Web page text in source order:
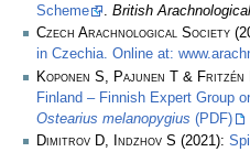
Scheme
. British
Czech Arachnological Society
in Czechia. Online at:
Koponen S, Pajunen T & Fritzén
Finland – Finnish Expert Group
Ostearius melanopygius (PDF)
Dimitrov D, Indzhov S (2021):